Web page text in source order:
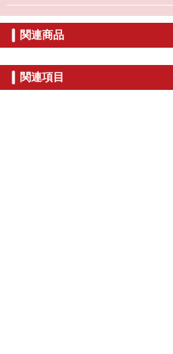
関連商品
関連項目